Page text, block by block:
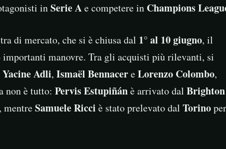
inSerie Ae competere in Champions
di mercato, che si è chiusa dal 1° al 10 giugno, il
importanti manovre. Tra gli acquisti più rilevanti, si
Yacine Adli, Ismaël BennacereLorenzo Colombo,
non è tutto: Pervis Estupiñánè arrivato dal Brighton
mentreSamuele Ricci è stato prelevato dal Torinoper